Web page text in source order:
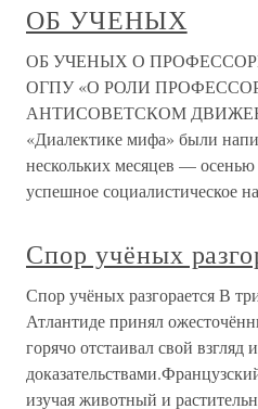
ОБ УЧЕНЫХ
ОБ УЧЕНЫХ О
ОГПУ «О РОЛИ
АНТИСОВЕТСКОМ
«Диалектике мифа» были
нескольких месяцев — осенью
успешное социалистическое
Спор учёных
Спор учёных разгорается В
Атлантиде принял
горячо отстаивал свой
изучая животный и